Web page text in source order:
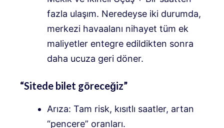
fazla ulaşım. Neredeyse iki durumda,
merkezi havaalanı nihayet tüm ek
maliyetler entegre edildikten sonra
daha ucuza geri döner.
“Sitede bilet göreceğiz”
Arıza: Tam risk, kısıtlı saatler, artan
“pencere” oranları.